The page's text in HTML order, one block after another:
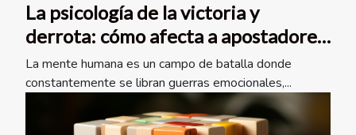
La psicología de la victoria y
derrota: cómo afecta a apostadores
deportivos
La mente humana es un campo de batalla donde
constantemente se libran guerras emocionales,...